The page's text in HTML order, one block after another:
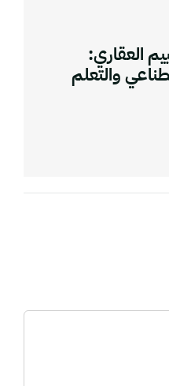
العقاري:
والتعلم